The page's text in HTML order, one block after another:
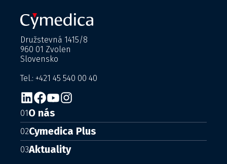
Družstevná 1415/8
960 01 Zvolen
Slovensko
Tel.: +421 45 540 00 40
01O nás
02Cymedica Plus
03Aktuality